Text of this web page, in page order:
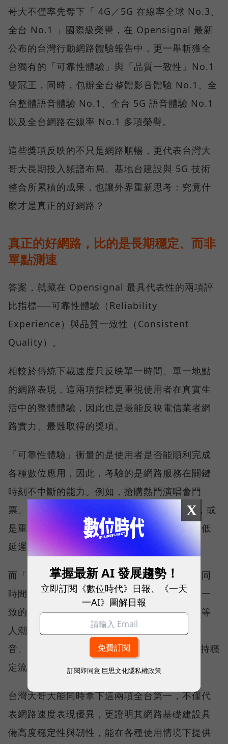
哥大不僅率先奪下「 4G／5G 在線率全球 No.3、
全台 No.1 」國際級榮譽，在 Opensignal 最新
公布的台灣行動網路體驗報告中，更一舉斬獲全
台獨有的「可靠性體驗」與「品質一致性」No.1
雙冠王，同時，包辦全台整體影音體驗 No.1、全
台整體語音體驗 No.1、全台 5G 語音體驗 No.1
以及全台網路在線率 No.1 多項榮譽。
這些獎項反映的不只是網路順暢，更代表台灣大
哥大長期投入頻譜布局、基地台建設與 5G 技術
整合所累積的成果，也讓外界重新思考：究竟什
麼才是真正的好網路？
真正的好網路，比的是長期穩定、而非
單點測速
答案，就藏在 Opensignal 最具代表性的兩項評
比指標──可靠性體驗（Reliability
Experience）與品質一致性（Consistent
Quality）。
相較於傳統下載速度只反映單一時間、單一地點
的網路表現，這兩項指標更重視使用者在真實生
活中的整體體驗，因此也是最能反映電信業者網
路實力、最難取得的獎項。
「可靠性體驗」衡量的是使用者是否能順利完成
各種數位應用，因此，考驗的是網路服務在關鍵
時刻不中斷的能力。例如，搶購熱門演唱會門
票、秒殺限量商品、超商結帳掃描 QR Code，或
是重要的線上會議，都需要網路能即時回應、低
延遲且持續運作。
而「品質一致性」則是衡量電信業者可否在不同
時間、不同地點、不同網路負載下，都能維持一
致的網路服務品質。無論是在跨年晚會、球賽等
人潮密集場域，或是在高速移動時觀看串流影
音、傳送 LINE 訊息、分享社群動態，確保維持穩
定流暢，不因環境改變而明顯降速。
台灣大哥大能同時拿下這兩項全台第一，不僅代
表網路速度表現優異，更證明其網路基礎建設具
備高度穩定性與韌性，能在各種使用情境下提供
X
掌握最新 AI 發展趨勢！
立即訂閱《數位時代》日報、《一天
一AI》圖解日報
訂閱即同意 巨思文化隱私權政策